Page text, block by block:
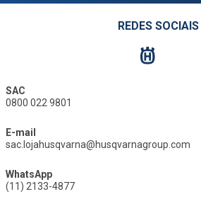
REDES SOCIAIS
SAC
0800 022 9801
E-mail
sac.lojahusqvarna@husqvarnagroup.com
WhatsApp
(11) 2133-4877